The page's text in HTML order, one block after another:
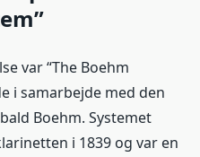
var “The Boehm
i samarbejde med den
Boehm. Systemet
i 1839 og var en